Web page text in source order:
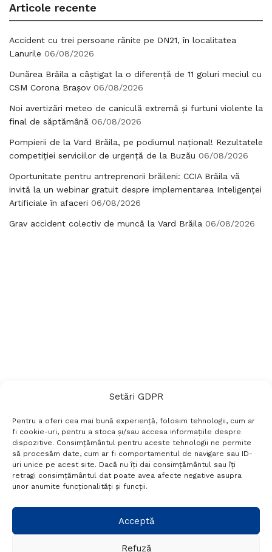
Setări GDPR
Pentru a oferi cea mai bună experiență, folosim tehnologii, cum ar
fi cookie-uri, pentru a stoca și/sau accesa informațiile despre
dispozitive. Consimțământul pentru aceste tehnologii ne permite
să procesăm date, cum ar fi comportamentul de navigare sau ID-
uri unice pe acest site. Dacă nu îți dai consimțământul sau îți
retragi consimțământul dat poate avea afecte negative asupra
unor anumite funcționalități și funcții.
Acceptă
Refuză
Articole recente
Accident cu trei persoane rănite pe DN21, în localitatea
Lanurile 06/08/2026
Dunărea Brăila a câștigat la o diferență de 11 goluri meciul cu
CSM Corona Brașov 06/08/2026
Noi avertizări meteo de caniculă extremă și furtuni violente la
final de săptămână 06/08/2026
Pompierii de la Vard Brăila, pe podiumul național! Rezultatele
competiției serviciilor de urgență de la Buzău 06/08/2026
Oportunitate pentru antreprenorii brăileni: CCIA Brăila vă
invită la un webinar gratuit despre implementarea Inteligenței
Artificiale în afaceri 06/08/2026
Grav accident colectiv de muncă la Vard Brăila 06/08/2026
Termeni si conditii
Politică de confidențialitate
Politica cookies
Setări GDPR
+40 788 760 194